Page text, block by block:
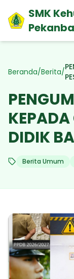
SMK
Beranda/Berita/
KEPADA
DIDIK
Berita Umum